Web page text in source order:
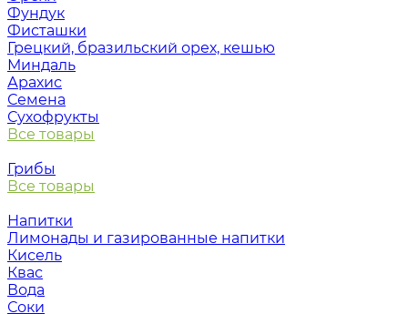
Фундук
Фисташки
Грецкий, бразильский орех, кешью
Миндаль
Арахис
Семена
Сухофрукты
Все товары
Грибы
Все товары
Напитки
Лимонады и газированные напитки
Кисель
Квас
Вода
Соки